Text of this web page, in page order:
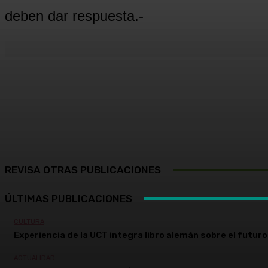
deben dar respuesta.-
REVISA OTRAS PUBLICACIONES
ÚLTIMAS PUBLICACIONES
Experiencia de la UCT integra libro alemán sobre el